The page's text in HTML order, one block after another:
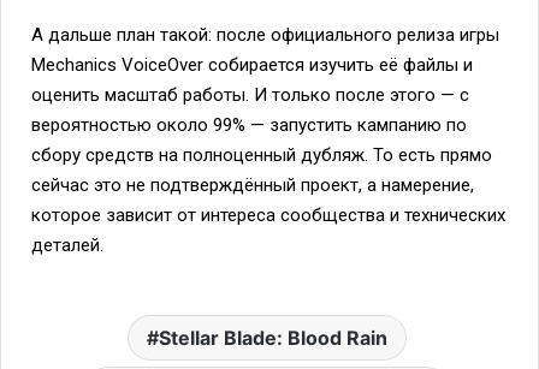
А дальше план такой: после официального релиза игры
Mechanics VoiceOver собирается изучить её файлы и
оценить масштаб работы. И только после этого — с
вероятностью около 99% — запустить кампанию по
сбору средств на полноценный дубляж. То есть прямо
сейчас это не подтверждённый проект, а намерение,
которое зависит от интереса сообщества и технических
деталей.
Stellar Blade: Blood Rain